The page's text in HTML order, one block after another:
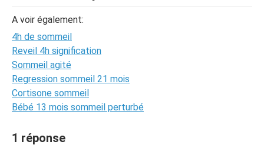
Svp , merci à tous
A voir également:
4h de sommeil
Reveil 4h signification
Sommeil agité
Regression sommeil 21 mois
Cortisone sommeil
Bébé 13 mois sommeil perturbé
1 réponse